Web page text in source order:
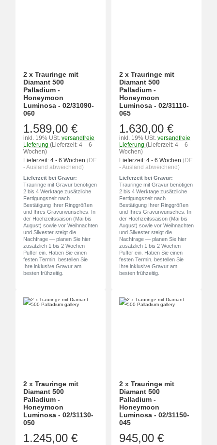
2 x Trauringe mit
Diamant 500
Palladium -
Honeymoon
Luminosa - 02/31090-
060
1.589,00 €
inkl. 19% USt. versandfreie
Lieferung (Lieferzeit: 4 – 6
Wochen)
Lieferzeit: 4 - 6 Wochen (DE
- Ausland abweichend)
Lieferzeit bei Gravur:
Trauringe mit Gravur benötigen
2 bis 4 Werktage zusätzliche
Fertigungszeit nach
Bestätigung Ihrer Ringgrößen
und Ihres Gravurwunsches. In
der Hochzeitssaison (Mai bis
August) sowie vor Weihnachten
und Silvester steigt die
Nachfrage — planen Sie hier
zusätzlich 1 bis 2 Wochen
Puffer ein. Haben Sie einen
festen Termin, bestellen Sie
Ihre inklusive Gravur am
besten frühzeitig.
2 x Trauringe mit
Diamant 500
Palladium -
Honeymoon
Luminosa - 02/31110-
065
1.630,00 €
inkl. 19% USt. versandfreie
Lieferung (Lieferzeit: 4 – 6
Wochen)
Lieferzeit: 4 - 6 Wochen (DE
- Ausland abweichend)
Lieferzeit bei Gravur:
Trauringe mit Gravur benötigen
2 bis 4 Werktage zusätzliche
Fertigungszeit nach
Bestätigung Ihrer Ringgrößen
und Ihres Gravurwunsches. In
der Hochzeitssaison (Mai bis
August) sowie vor Weihnachten
und Silvester steigt die
Nachfrage — planen Sie hier
zusätzlich 1 bis 2 Wochen
Puffer ein. Haben Sie einen
festen Termin, bestellen Sie
Ihre inklusive Gravur am
besten frühzeitig.
2 x Trauringe mit
Diamant 500
Palladium -
Honeymoon
Luminosa - 02/31130-
050
1.245,00 €
2 x Trauringe mit
Diamant 500
Palladium -
Honeymoon
Luminosa - 02/31150-
045
945,00 €